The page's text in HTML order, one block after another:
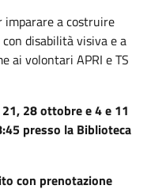
imparare a costruire
disabilità visiva e a
ai volontari APRI e TS
21, 28 ottobree 4 e 11
presso la Biblioteca
con prenotazione